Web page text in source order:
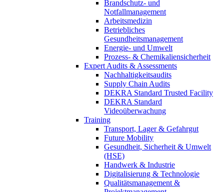
Brandschutz- und
Notfallmanagement
Arbeitsmedizin
Betriebliches
Gesundheitsmanagement
Energie- und Umwelt
Prozess- & Chemikaliensicherheit
Expert Audits & Assessments
Nachhaltigkeitsaudits
Supply Chain Audits
DEKRA Standard Trusted Facility
DEKRA Standard
Videoüberwachung
Training
Transport, Lager & Gefahrgut
Future Mobility
Gesundheit, Sicherheit & Umwelt
(HSE)
Handwerk & Industrie
Digitalisierung & Technologie
Qualitätsmanagement &